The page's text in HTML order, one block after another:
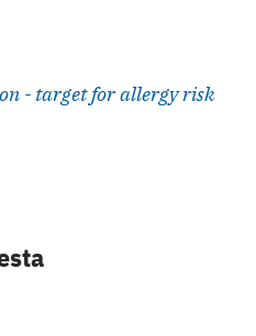
- target for allergy risk